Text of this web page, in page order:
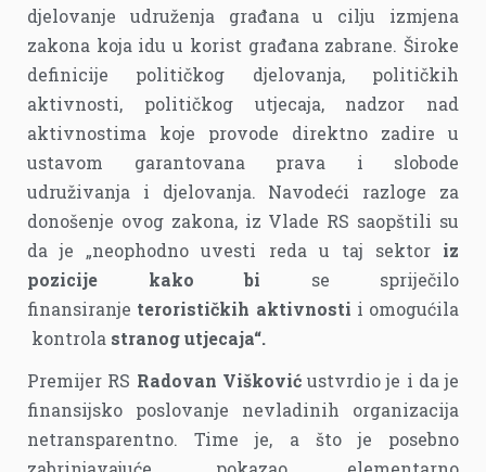
djelovanje udruženja građana u cilju izmjena
zakona koja idu u korist građana zabrane. Široke
definicije političkog djelovanja, političkih
aktivnosti, političkog utjecaja, nadzor nad
aktivnostima koje provode direktno zadire u
ustavom garantovana prava i slobode
udruživanja i djelovanja. Navodeći razloge za
donošenje ovog zakona, iz Vlade RS saopštili su
da je „neophodno uvesti reda u taj sektor iz
pozicije kako bi se spriječilo
finansiranje terorističkih aktivnosti i omogućila
kontrola stranog utjecaja“.
Premijer RS Radovan Viškovićustvrdio je i da je
finansijsko poslovanje nevladinih organizacija
netransparentno. Time je, a što je posebno